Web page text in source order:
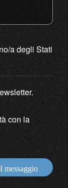
a degli Stati
con la
messaggio